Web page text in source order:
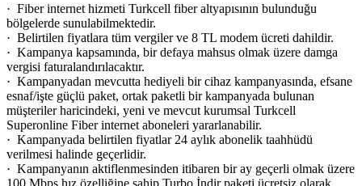
· Fiber internet hizmeti Turkcell fiber altyapısının bulunduğu
bölgelerde sunulabilmektedir.
· Belirtilen fiyatlara tüm vergiler ve 8 TL modem ücreti dahildir.
· Kampanya kapsamında, bir defaya mahsus olmak üzere damga
vergisi faturalandırılacaktır.
· Kampanyadan mevcutta hediyeli bir cihaz kampanyasında, efsane
esnaf/işte güçlü paket, ortak paketli bir kampanyada bulunan
müşteriler haricindeki, yeni ve mevcut kurumsal Turkcell
Superonline Fiber internet aboneleri yararlanabilir.
· Kampanyada belirtilen fiyatlar 24 aylık abonelik taahhüdü
verilmesi halinde geçerlidir.
· Kampanyanın aktiflenmesinden itibaren bir ay geçerli olmak üzere
100 Mbps hız özelliğine sahip Turbo İndir paketi ücretsiz olarak